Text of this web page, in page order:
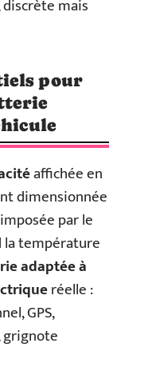
mais
pour
affichée en
dimensionnée
par le
température
adaptée à
réelle :
GPS,
grignote